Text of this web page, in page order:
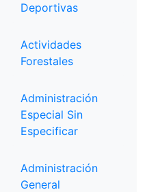
Deportivas
Actividades
Forestales
Administración
Especial Sin
Especificar
Administración
General